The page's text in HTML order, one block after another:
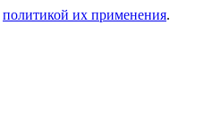
политикой их применения.